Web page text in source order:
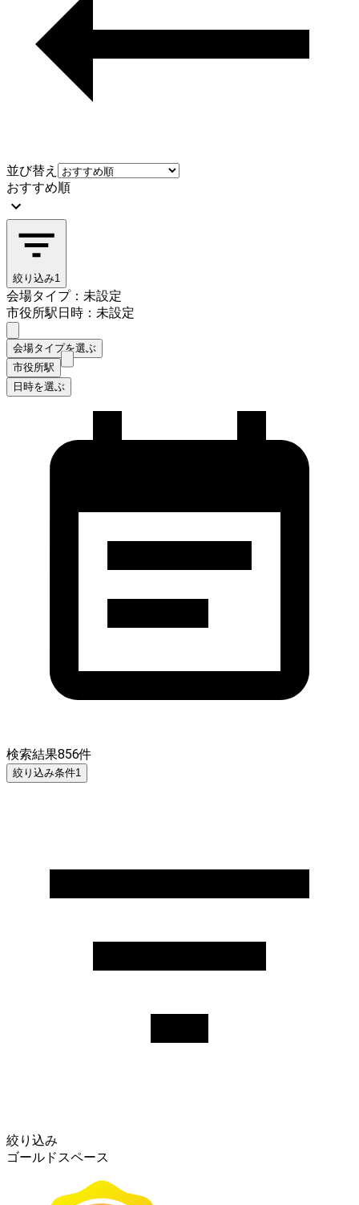
並び替え
おすすめ順
絞り込み1
会場タイプ：未設定
市役所駅日時：未設定
会場タイプを選ぶ
市役所駅
日時を選ぶ
検索結果856件
絞り込み条件1
絞り込み
ゴールドスペース